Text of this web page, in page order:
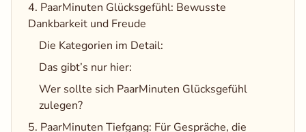
4. PaarMinuten Glücksgefühl: Bewusste
Dankbarkeit und Freude
Die Kategorien im Detail:
Das gibt’s nur hier:
Wer sollte sich PaarMinuten Glücksgefühl
zulegen?
5. PaarMinuten Tiefgang: Für Gespräche, die